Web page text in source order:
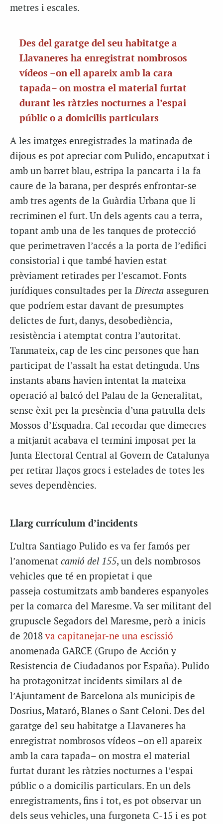
metres i escales.
Des del garatge del seu habitatge a
Llavaneres ha enregistrat nombrosos
vídeos –on ell apareix amb la cara
tapada– on mostra el material furtat
durant les ràtzies nocturnes a l’espai
públic o a domicilis particulars
A les imatges enregistrades la matinada de
dijous es pot apreciar com Pulido, encaputxat i
amb un barret blau, estripa la pancarta i la fa
caure de la barana, per després enfrontar-se
amb tres agents de la Guàrdia Urbana que li
recriminen el furt. Un dels agents cau a terra,
topant amb una de les tanques de protecció
que perimetraven l’accés a la porta de l’edifici
consistorial i que també havien estat
prèviament retirades per l’escamot. Fonts
jurídiques consultades per laDirecta asseguren
que podríem estar davant de presumptes
delictes de furt, danys, desobediència,
resistència i atemptat contra l’autoritat.
Tanmateix, cap de les cinc persones que han
participat de l’assalt ha estat detinguda. Uns
instants abans havien intentat la mateixa
operació al balcó del Palau de la Generalitat,
sense èxit per la presència d’una patrulla dels
Mossos d’Esquadra. Cal recordar que dimecres
a mitjanit acabava el termini imposat per la
Junta Electoral Central al Govern de Catalunya
per retirar llaços grocs i estelades de totes les
seves dependències.
Llarg currículum d’incidents
L’ultra Santiago Pulido es va fer famós per
l’anomenat camió del 155, un dels nombrosos
vehicles que té en propietat i que
passeja costumitzats amb banderes espanyoles
per la comarca del Maresme. Va ser militant del
grupuscle Segadors del Maresme, però a inicis
de 2018va capitanejar-ne una escissió
anomenada GARCE (Grupo de Acción y
Resistencia de Ciudadanos por España). Pulido
ha protagonitzat incidents similars al de
l’Ajuntament de Barcelona als municipis de
Dosrius, Mataró, Blanes o Sant Celoni. Des del
garatge del seu habitatge a Llavaneres ha
enregistrat nombrosos vídeos –on ell apareix
amb la cara tapada– on mostra el material
furtat durant les ràtzies nocturnes a l’espai
públic o a domicilis particulars. En un dels
enregistraments, fins i tot, es pot observar un
dels seus vehicles, una furgoneta C-15 i es pot